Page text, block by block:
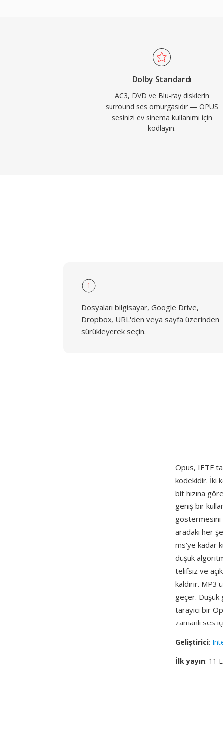
tüketici elektroniği altyapısında güvenilir
Dolby Standardı
AC3, DVD ve Blu-ray disklerin
surround ses omurgasıdır — OPUS
sesinizi ev sinema kullanımı için
kodlayın.
1
Dosyaları bilgisayar, Google Drive,
Dropbox, URL'den veya sayfa üzerinden
sürükleyerek seçin.
Opus, IETF
kodekidir. İki
bit hızına
geniş bir
göstermesini
aradaki her
ms'ye kadar
düşük
telifsiz ve
kaldırır.
geçer. Düşük
tarayıcı bir
zamanlı ses
Geliştirici:
İlk yayın: 11